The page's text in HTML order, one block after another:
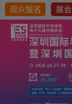
观众报名 展